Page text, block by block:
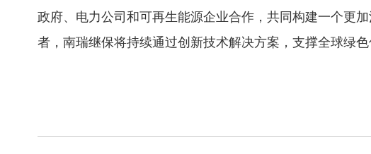
政府、电力公司和可再生能源企业合作，共同构建一个更
者，南瑞继保将持续通过创新技术解决方案，支撑全球绿色